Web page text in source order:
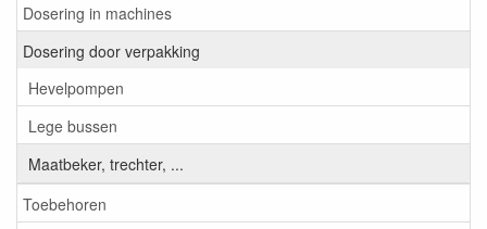
Dosering in machines
Dosering door verpakking
Hevelpompen
Lege bussen
Maatbeker, trechter, ...
Toebehoren